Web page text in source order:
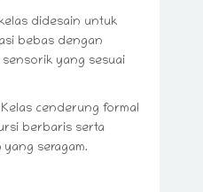
didesain untuk
bebas dengan
yang sesuai
Kelas cenderung formal
berbaris serta
seragam.